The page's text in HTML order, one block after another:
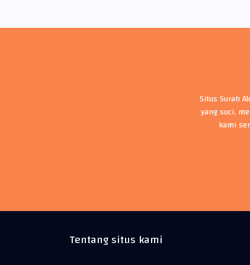
Situs Surah
yang suci,
kami
Tentang situs kami